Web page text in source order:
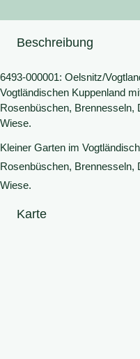
Beschreibung
6493-000001: Oelsnitz/
Vogtländischen Kuppenland
Rosenbüschen, Brennesseln,
Wiese.
Kleiner Garten im
Rosenbüschen, Brennesseln,
Wiese.
Karte